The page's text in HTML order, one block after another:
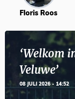
Floris Roos
‘Welkom
Veluwe’
08 JULI 2026 - 14:52